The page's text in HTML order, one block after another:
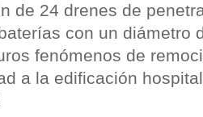
de 24 drenes de
con un diámetro
fenómenos de
a la edificación